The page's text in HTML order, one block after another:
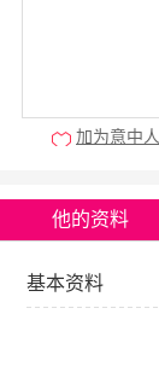
加为意中人
他的资料
基本资料